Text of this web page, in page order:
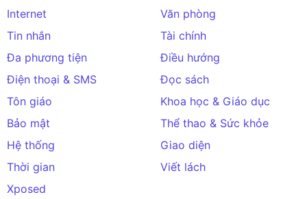
Internet
Văn phòng
Tin nhắn
Tài chính
Đa phương tiện
Điều hướng
Điện thoại & SMS
Đọc sách
Tôn giáo
Khoa học & Giáo dục
Bảo mật
Thể thao & Sức khỏe
Hệ thống
Giao diện
Thời gian
Viết lách
Xposed